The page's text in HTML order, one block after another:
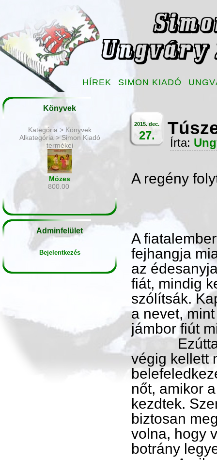
HÍREK SIMON KIADÓ
Könyvek
Kategória > Könyvek
Alkategória > Simon Kiadó
termékei
Mózes
800.00
Adminfelület
Bejelentkezés
2015. dec.
27.
Írta:
A regény
A
fejhangja
az
fiát, mindig
szólítsák.
a nevet,
jámbor fiút
Ezúttal is
végig kellett
nőt, amikor
kezdtek.
biztosan
volna, hogy
botrány